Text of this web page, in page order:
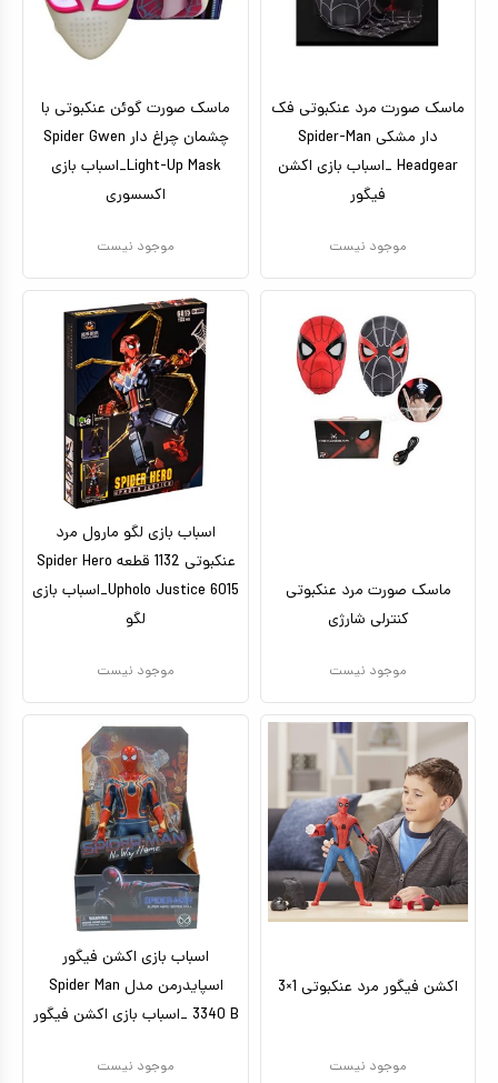
ماسک صورت مرد عنکبوتی فک
دار مشکی Spider-Man
Headgear _اسباب بازی اکشن
فیگور
موجود نیست
ماسک صورت گوئن عنکبوتی با
چشمان چراغ دار Spider Gwen
Light-Up Mask_اسباب بازی
اکسسوری
موجود نیست
ماسک صورت مرد عنکبوتی
کنترلی شارژی
موجود نیست
اسباب بازی لگو مارول مرد
عنکبوتی 1132 قطعه Spider Hero
Upholo Justice 6015_اسباب بازی
لگو
موجود نیست
اکشن فیگور مرد عنکبوتی 1×3
موجود نیست
اسباب بازی اکشن فیگور
اسپایدرمن مدل Spider Man
3340 B _اسباب بازی اکشن فیگور
موجود نیست